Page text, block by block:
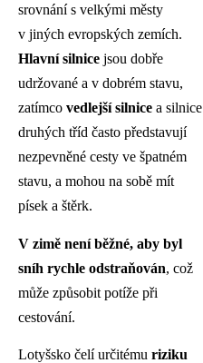
srovnání s velkými městy
v jiných evropských zemích.
Hlavní silnice jsou dobře
udržované a v dobrém stavu,
zatímco vedlejší silnice a silnice
druhých tříd často představují
nezpevněné cesty ve špatném
stavu, a mohou na sobě mít
písek a štěrk.
V zimě není běžné, aby byl
sníh rychle odstraňován, což
může způsobit potíže při
cestování.
Lotyšsko čelí určitému riziku